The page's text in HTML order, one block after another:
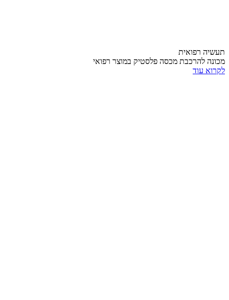
תעשיה רפואית
מכונה להרכבת מכסה פלסטיק במוצר רפואי
לקרוא עוד